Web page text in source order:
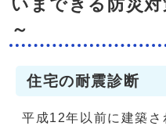
いまできる防災
～
住宅の耐震診断
平成12年以前に建築